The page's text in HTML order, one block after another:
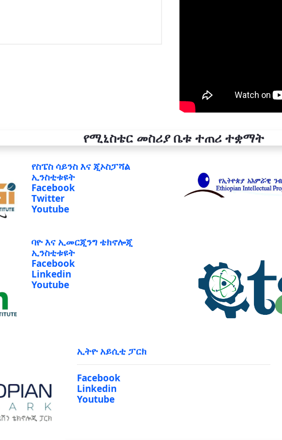
የሚኒስቴር መስሪያ ቤቱ ተጠሪ ተቋማት
የስፔስ ሳይንስ እና ጂኦስፓሻል
ኢንስቲቱዩት
Facebook
Twitter
Youtube
ባዮ እና ኢመርጂንግ ቴክኖሎጂ
ኢንስቲቱዩት
Facebook
Linkedin
Youtube
ኢትዮ አይሲቲ ፓርክ
Facebook
Linkedin
Youtube